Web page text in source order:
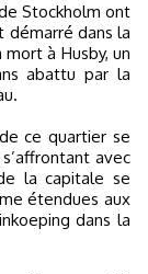
démarré dans la
à Husby, un
abattu par la
ce quartier se
avec
la capitale se
étendues aux
dans la